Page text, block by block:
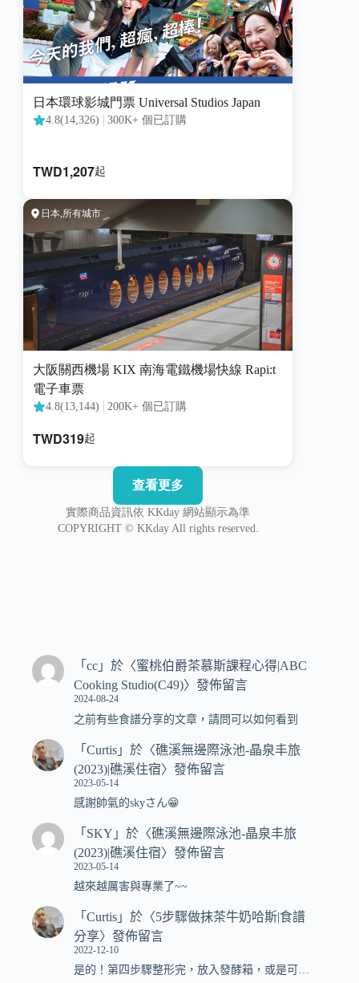
「 cc 」於〈蜜桃伯爵茶慕斯課程心得|ABC
Cooking Studio(C49)〉發佈留言
2024-08-24
之前有些食譜分享的文章，請問可以如何看到
「 Curtis 」於〈礁溪無邊際泳池-晶泉丰旅
(2023)|礁溪住宿〉發佈留言
2023-05-14
感謝帥氣的skyさん😁
「 SKY 」於〈礁溪無邊際泳池-晶泉丰旅
(2023)|礁溪住宿〉發佈留言
2023-05-14
越來越厲害與專業了~~
「 Curtis 」於〈5步驟做抹茶牛奶哈斯|食譜
分享〉發佈留言
2022-12-10
是的！第四步驟整形完，放入發酵箱，或是可…